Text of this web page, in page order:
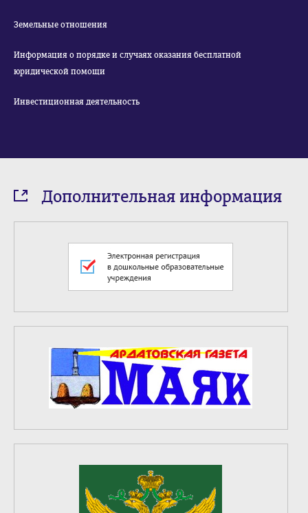
Земельные отношения
Информация о порядке и случаях оказания бесплатной
юридической помощи
Инвестиционная деятельность
Дополнительная информация